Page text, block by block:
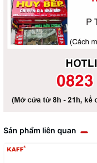
Sản phẩm liên quan